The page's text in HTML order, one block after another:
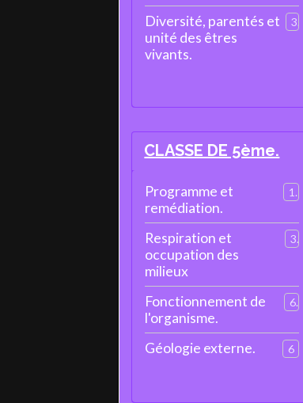
Diversité, parentés et
unité des êtres
vivants.
CLASSE DE 5ème.
Programme et
remédiation.
1
Respiration et
occupation des
milieux
3
Fonctionnement de
l'organisme.
6
Géologie externe. 6